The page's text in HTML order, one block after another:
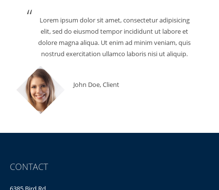
Lorem ipsum dolor sit amet, consectetur adipisicing
elit, sed do eiusmod tempor incididunt ut labore et
dolore magna aliqua. Ut enim ad minim veniam, quis
nostrud exercitation ullamco laboris nisi ut aliquip.
John Doe, Client
CONTACT